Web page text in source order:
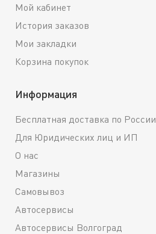
Мой кабинет
История заказов
Мои закладки
Корзина покупок
Информация
Бесплатная доставка по России
Для Юридических лиц и ИП
О нас
Магазины
Самовывоз
Автосервисы
Автосервисы Волгоград